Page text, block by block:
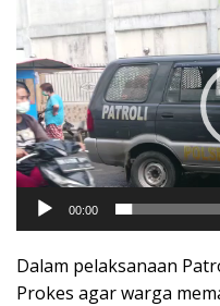
Video
00:00
Dalam pelaksanaan
Prokes agar warga